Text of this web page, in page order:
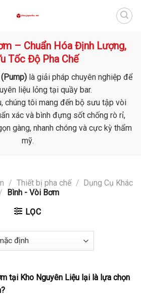
– Chuẩn Hóa Định Lượng,
Tốc Độ Pha Chế
là giải pháp chuyên nghiệp để
liệu lỏng tại quầy bar.
chúng tôi mang đến bộ sưu tập vòi
xác và bình đựng sốt chống rò rỉ,
gàng, nhanh chóng và cực kỳ thẩm
mỹ.
/ Thiết bị pha chế / Dụng Cụ Khác
/ Bình - Vòi Bơm
LỌC
tại Kho Nguyên Liệu lại là lựa chọn